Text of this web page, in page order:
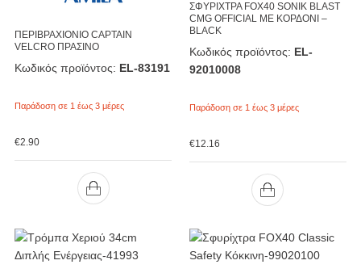
ΠΕΡΙΒΡΑΧΙΟΝΙΟ CAPTAIN
VELCRO ΠΡΑΣΙΝΟ
Κωδικός προϊόντος: EL-83191
Παράδοση σε 1 έως 3 μέρες
€2.90
ΣΦΥΡΙΧΤΡΑ FOX40 SONIK BLAST
CMG OFFICIAL ΜΕ ΚΟΡΔΟΝΙ –
BLACK
Κωδικός προϊόντος: EL-
92010008
Παράδοση σε 1 έως 3 μέρες
€12.16